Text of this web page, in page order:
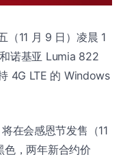
（11 月 9 日）凌晨 1
诺基亚 Lumia 822
4G LTE 的 Windows
将在会感恩节发售（11
色，两年新合约价